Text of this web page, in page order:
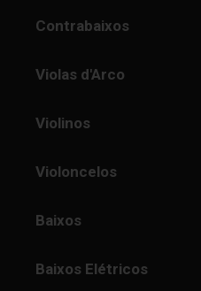
Contrabaixos
Violas d'Arco
Violinos
Violoncelos
Baixos
Baixos Elétricos